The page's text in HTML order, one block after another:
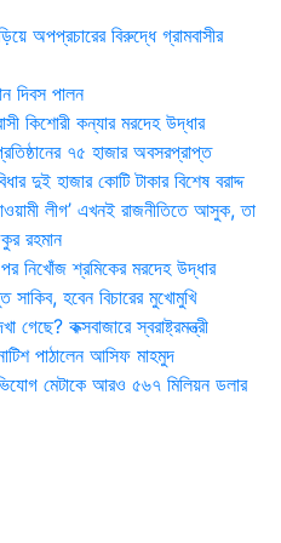
অপপ্রচারের বিরুদ্ধে গ্রামবাসীর
দিবস পালন
কিশোরী কন্যার মরদেহ উদ্ধার
৭৫ হাজার অবসরপ্রাপ্ত
দুই হাজার কোটি টাকার বিশেষ বরাদ্দ
লীগ’ এখনই রাজনীতিতে আসুক, তা
রহমান
নিখোঁজ শ্রমিকের মরদেহ উদ্ধার
সাকিব, হবেন বিচারের মুখোমুখি
গেছে? কক্সবাজারে স্বরাষ্ট্রমন্ত্রী
পাঠালেন আসিফ মাহমুদ
মেটাকে আরও ৫৬৭ মিলিয়ন ডলার